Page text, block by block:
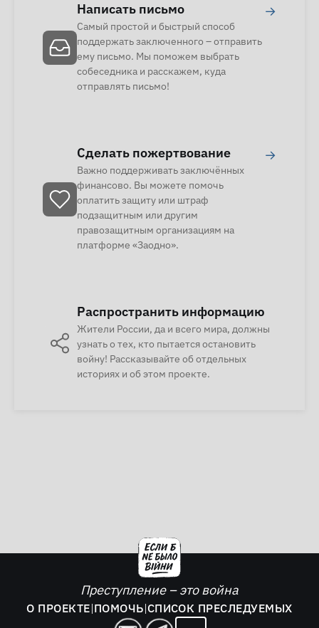
Написать письмо
Самый простой и быстрый способ
поддержать заключенного – отправить
ему письмо. Мы поможем выбрать
собеседника и расскажем, куда
отправлять письмо!
→
Сделать пожертвование
Важно поддерживать заключённых
финансово. Вы можете помочь
оплатить защиту или штраф
подзащитным или другим
правозащитным организациям на
платформе «Заодно».
→
Распространить информацию
Жители России, да и всего мира, должны
узнать о тех, кто пытается остановить
войну! Рассказывайте об отдельных
историях и об этом проекте.
Преступление – это война
О ПРОЕКТЕ|ПОМОЧЬ|СПИСОК ПРЕСЛЕДУЕМЫХ